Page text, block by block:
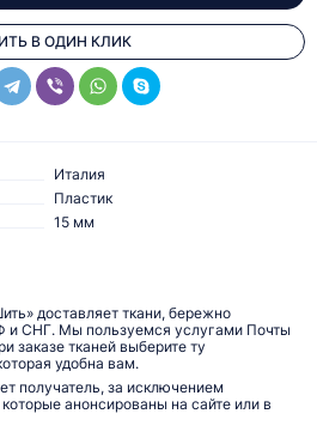
В ОДИН КЛИК
Италия
Пластик
15 мм
доставляет ткани, бережно
и СНГ. Мы пользуемся услугами Почты
заказе тканей выберите ту
удобна вам.
получатель, за исключением
анонсированы на сайте или в